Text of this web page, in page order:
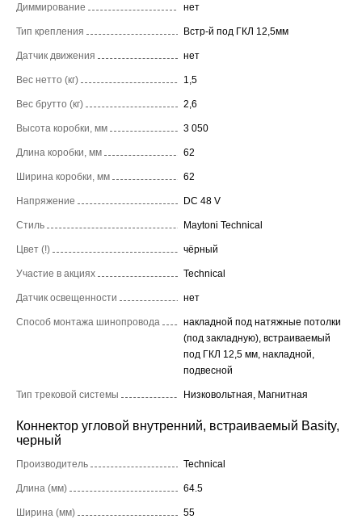
Диммирование нет
Тип крепления Встр-й под ГКЛ 12,5мм
Датчик движения нет
Вес нетто (кг) 1,5
Вес брутто (кг) 2,6
Высота коробки, мм 3 050
Длина коробки, мм 62
Ширина коробки, мм 62
Напряжение DC 48 V
Стиль Maytoni Technical
Цвет (!) чёрный
Участие в акциях Technical
Датчик освещенности нет
Способ монтажа шинопровода
накладной под натяжные потолки
(под закладную), встраиваемый
под ГКЛ 12,5 мм, накладной,
подвесной
Тип трековой системы Низковольтная, Магнитная
Коннектор угловой внутренний, встраиваемый Basity,
черный
Производитель Technical
Длина (мм) 64.5
Ширина (мм) 55